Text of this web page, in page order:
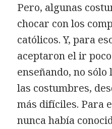
Pero, algunas
chocar con los
católicos. Y, para
aceptaron el ir
enseñando, no
las costumbres,
más difíciles. Para
nunca había